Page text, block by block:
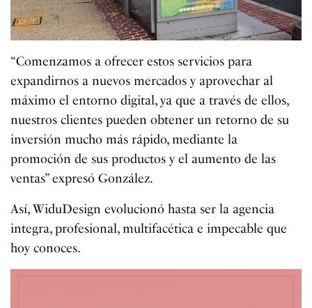
“Comenzamos a ofrecer estos servicios para
expandirnos a nuevos mercados y aprovechar al
máximo el entorno digital, ya que a través de ellos,
nuestros clientes pueden obtener un retorno de su
inversión mucho más rápido, mediante la
promoción de sus productos y el aumento de las
ventas” expresó González.
Así, WiduDesign evolucionó hasta ser la agencia
integra, profesional, multifacética e impecable que
hoy conoces.